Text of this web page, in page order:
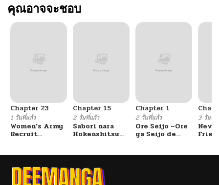
คุณอาจจะชอบ
Chapter 23
1 วันที่แล้ว
Women’s Army
Recruit
Chapter 15
2 วันที่แล้ว
Sabori nara
Hokenshitsu
Chapter 1
2 วันที่แล้ว
Ore Seijo ~Ore
ga Seijo de
Tag Otome
3 วันที่